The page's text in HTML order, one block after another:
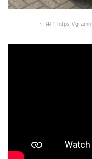
引用：https://